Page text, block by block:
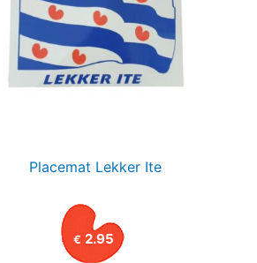
Placemat Lekker Ite
€ 2.95